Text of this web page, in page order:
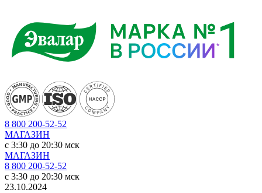
8 800 200-52-52
МАГАЗИН
c 3:30 до 20:30 мск
МАГАЗИН
8 800 200-52-52
c 3:30 до 20:30 мск
23.10.2024